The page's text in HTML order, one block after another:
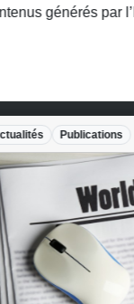
par l’IA est
Publications